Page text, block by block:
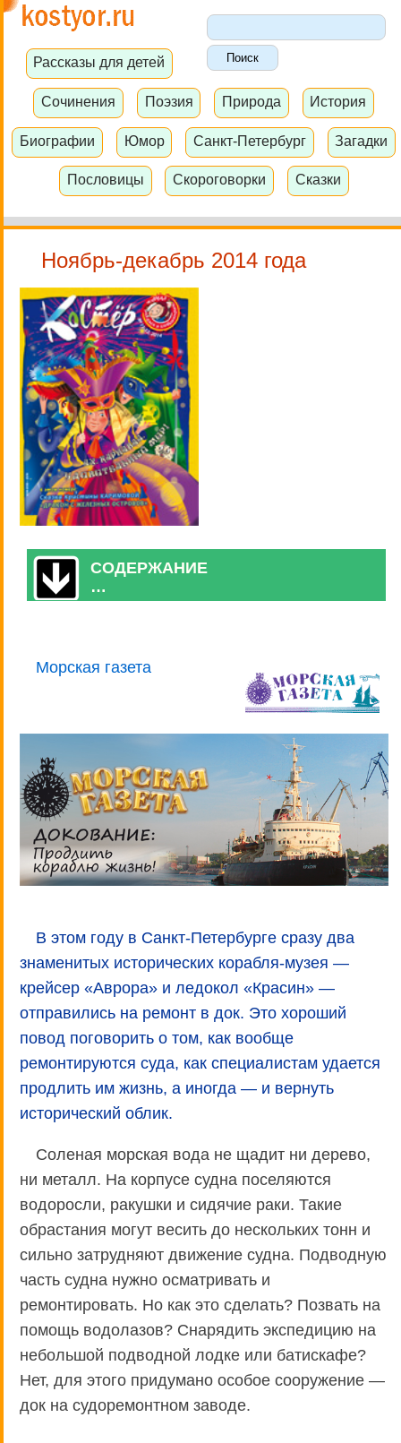
Рассказы для детей
Сочинения Поэзия Природа История
Биографии Юмор Санкт-Петербург Загадки
Пословицы Скороговорки Сказки
Ноябрь-декабрь 2014 года
СОДЕРЖАНИЕ
…
Морская газета
В этом году в Санкт-Петербурге сразу два
знаменитых исторических корабля-музея —
крейсер «Аврора» и ледокол «Красин» —
отправились на ремонт в док. Это хороший
повод поговорить о том, как вообще
ремонтируются суда, как специалистам удается
продлить им жизнь, а иногда — и вернуть
исторический облик.
Соленая морская вода не щадит ни дерево,
ни металл. На корпусе судна поселяются
водоросли, ракушки и сидячие раки. Такие
обрастания могут весить до нескольких тонн и
сильно затрудняют движение судна. Подводную
часть судна нужно осматривать и
ремонтировать. Но как это сделать? Позвать на
помощь водолазов? Снарядить экспедицию на
небольшой подводной лодке или батискафе?
Нет, для этого придумано особое сооружение —
док на судоремонтном заводе.